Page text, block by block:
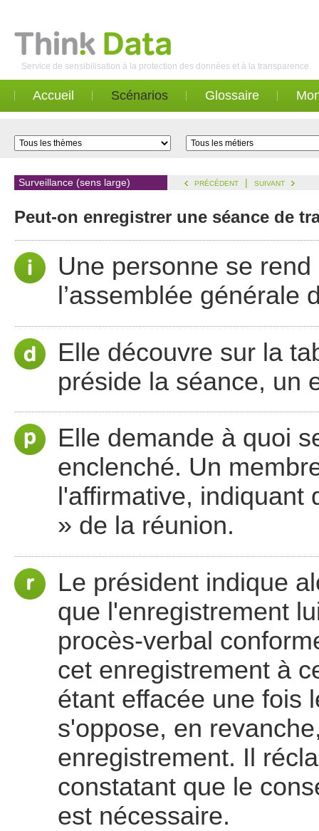
Service de sensibilisation à la protection des données et à la transparence
Accueil Scénarios Glossaire
Surveillance (sens large) PRÉCÉDENT | SUIVANT
Peut-on enregistrer une séance de
Une personne se
l’assemblée générale
Elle découvre sur la
préside la séance, un
Elle demande à quoi
enclenché. Un
l'affirmative,
» de la réunion.
Le président indique
que l'enregistrement
procès-verbal
cet enregistrement à
étant effacée une fois
s'oppose, en
enregistrement. Il
constatant que le
est nécessaire.